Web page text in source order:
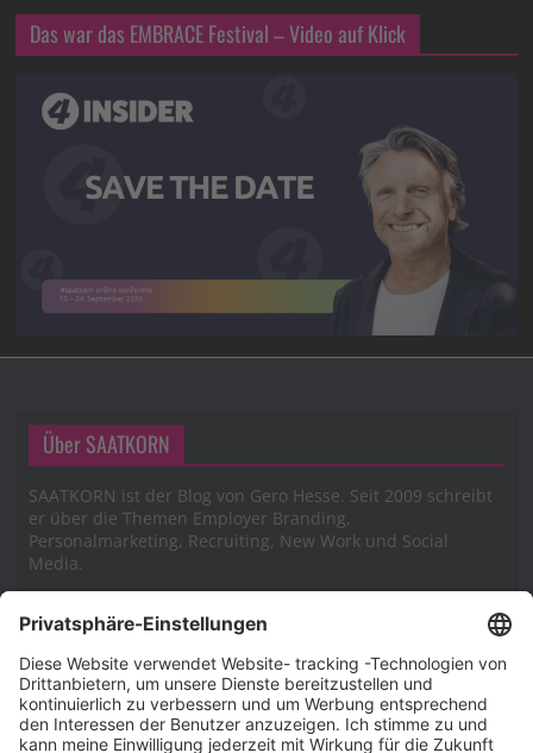
Das war das EMBRACE Festival – Video auf Klick
Über SAATKORN
SAATKORN ist der Blog von Gero Hesse. Seit 2009 schreibt
er über die Themen Employer Branding,
Personalmarketing, Recruiting, New Work und Social
Media.
Impressum
Impressum